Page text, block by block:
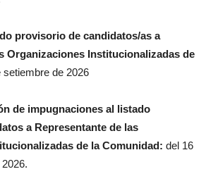
provisorio de candidatos/as a
Organizaciones Institucionalizadas de
setiembre de 2026
de impugnaciones al listado
a Representante de las
de la Comunidad: del 16